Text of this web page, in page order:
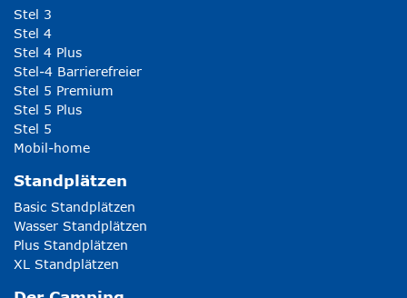
Stel 3
Stel 4
Stel 4 Plus
Stel-4 Barrierefreier
Stel 5 Premium
Stel 5 Plus
Stel 5
Mobil-home
Standplätzen
Basic Standplätzen
Wasser Standplätzen
Plus Standplätzen
XL Standplätzen